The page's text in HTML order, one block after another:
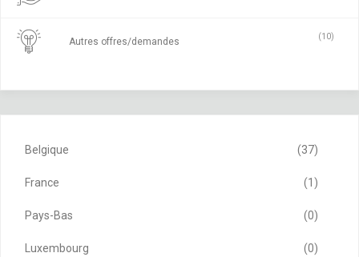
Autres offres/demandes (10)
Belgique (37)
France (1)
Pays-Bas (0)
Luxembourg (0)